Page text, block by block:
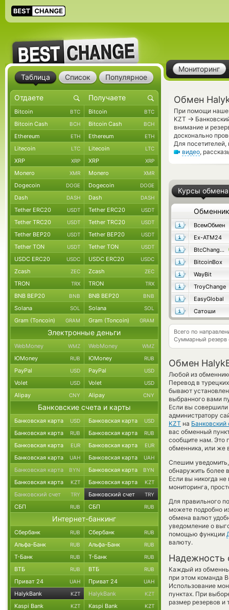
Мониторинг
Обмен
При помощи
KZT →
внимание и
досконально
Для
видео,
Курсы обмена
Обменник
ВсемОбмен
Ex-ATM24
BtcChange24
BitcoinBox
WayBit
TroyChange
EasyGlobal
Сатоши
Всего по
Суммарный резерв
Обмен
Любой из
Перевод в
бывают
выбранного вами
Если вы совершили
администратору
KZT на Банковский
вас обменный
сообщите нам. Это
обменника, или же
Спешим
обнаружить более
Если вы никогда
мониторинга,
Для правильного
можете подробно
обмена валют
уведомление о
помощью функции
валюту.
Надежность
Каждый из
при этом команда
Использование
пунктах. При
размер резервов и
Таблица Список Популярное
Bitcoin BTC Bitcoin BTC
Bitcoin Cash BCH Bitcoin Cash BCH
Ethereum ETH Ethereum ETH
Litecoin LTC Litecoin LTC
XRP XRP XRP XRP
Monero XMR Monero XMR
Dogecoin DOGE Dogecoin DOGE
Dash DASH Dash DASH
Tether ERC20 USDT Tether ERC20 USDT
Tether TRC20 USDT Tether TRC20 USDT
Tether BEP20 USDT Tether BEP20 USDT
Tether TON USDT Tether TON USDT
USDC ERC20 USDC USDC ERC20 USDC
Zcash ZEC Zcash ZEC
TRON TRX TRON TRX
BNB BEP20 BNB BNB BEP20 BNB
Solana SOL Solana SOL
Gram (Toncoin) GRAM Gram (Toncoin) GRAM
Электронные деньги
WebMoney WMZ WebMoney WMZ
ЮMoney RUB ЮMoney RUB
PayPal USD PayPal USD
Volet USD Volet USD
Alipay CNY Alipay CNY
Банковские счета и карты
Банковская карта USD Банковская карта USD
Банковская карта RUB Банковская карта RUB
Банковская карта EUR Банковская карта EUR
Банковская карта UAH Банковская карта UAH
Банковская карта BYN Банковская карта BYN
Банковская карта KZT Банковская карта KZT
Банковский счет TRY Банковский счет TRY
СБП RUB СБП RUB
Интернет-банкинг
Сбербанк RUB Сбербанк RUB
Альфа-Банк RUB Альфа-Банк RUB
Т-Банк RUB Т-Банк RUB
ВТБ RUB ВТБ RUB
Приват 24 UAH Приват 24 UAH
HalykBank KZT HalykBank KZT
Kaspi Bank KZT Kaspi Bank KZT